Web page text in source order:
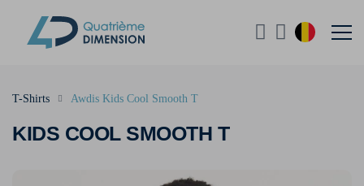
KIDS COOL SMOOTH T
T-Shirts Awdis Kids Cool Smooth T